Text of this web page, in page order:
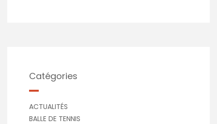
Catégories
ACTUALITÉS
BALLE DE TENNIS